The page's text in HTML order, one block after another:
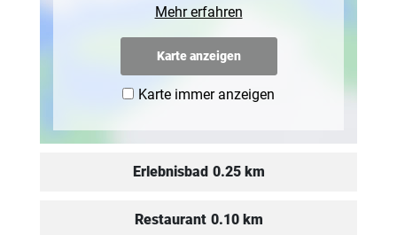
Mehr erfahren
Karte anzeigen
Karte immer anzeigen
Erlebnisbad 0.25 km
Restaurant 0.10 km